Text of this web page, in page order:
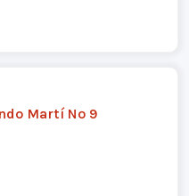
Martí Nº 9